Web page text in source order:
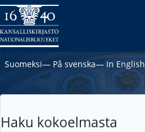
Suomeksi― På svenska― In English
Haku kokoelmasta